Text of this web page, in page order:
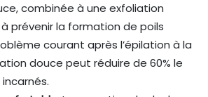
combinée à une exfoliation
prévenir la formation de poils
courant après l’épilation à la
douce peut réduire de 60% le